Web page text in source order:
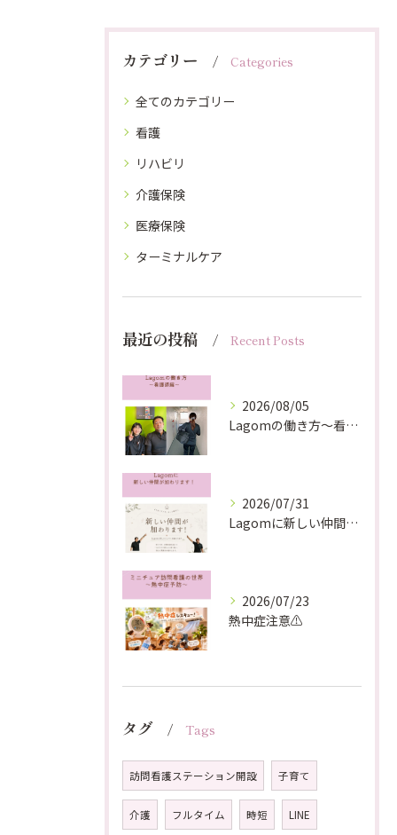
カテゴリー Categories
全てのカテゴリー
看護
リハビリ
介護保険
医療保険
ターミナルケア
最近の投稿 Recent Posts
2026/08/05
Lagomの働き方〜看護師編〜
2026/07/31
Lagomに新しい仲間が加わります！
2026/07/23
熱中症注意⚠️
タグ Tags
訪問看護ステーション開設 子育て
介護 フルタイム 時短 LINE